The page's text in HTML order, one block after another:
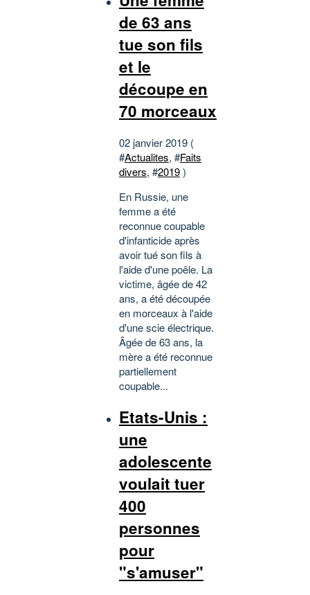
de 63 ans
tue son fils
et le
découpe en
70 morceaux
02 janvier 2019 (
#Actualites, #Faits
divers, #2019)
En Russie, une
femme a été
reconnue coupable
d'infanticide après
avoir tué son fils à
l'aide d'une poêle. La
victime, âgée de 42
ans, a été découpée
en morceaux à l'aide
d'une scie électrique.
Âgée de 63 ans, la
mère a été reconnue
partiellement
coupable...
Etats-Unis :
une
adolescente
voulait tuer
400
personnes
pour
"s'amuser"